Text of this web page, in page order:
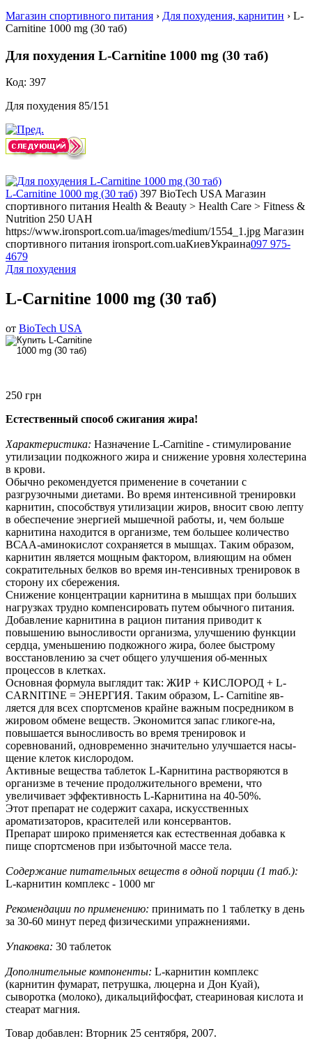
Магазин спортивного питания › Для похудения, карнитин › L-
Carnitine 1000 mg (30 таб)
Для похудения L-Carnitine 1000 mg (30 таб)
Код: 397
Для похудения 85/151
L-Carnitine 1000 mg (30 таб) 397 BioTech USA Магазин
спортивного питания Health & Beauty > Health Care > Fitness &
Nutrition 250 UAH
https://www.ironsport.com.ua/images/medium/1554_1.jpg Магазин
спортивного питания ironsport.com.uaКиевУкраина097 975-
4679
Для похудения
L-Carnitine 1000 mg (30 таб)
от BioTech USA
250 грн
Естественный способ сжигания жира!
Характеристика: Назначение L-Carnitine - стимулирование
утилизации подкожного жира и снижение уровня холестерина
в крови.
Обычно рекомендуется применение в сочетании с
разгрузочными диетами. Во время интенсивной тренировки
карнитин, способствуя утилизации жиров, вносит свою лепту
в обеспечение энергией мышечной работы, и, чем больше
карнитина находится в организме, тем большее количество
ВСАА-аминокислот сохраняется в мышцах. Таким образом,
карнитин является мощным фактором, влияющим на обмен
сократительных белков во время ин-тенсивных тренировок в
сторону их сбережения.
Снижение концентрации карнитина в мышцах при больших
нагрузках трудно компенсировать путем обычного питания.
Добавление карнитина в рацион питания приводит к
повышению выносливости организма, улучшению функции
сердца, уменьшению подкожного жира, более быстрому
восстановлению за счет общего улучшения об-менных
процессов в клетках.
Основная формула выглядит так: ЖИР + КИСЛОРОД + L-
CARNITINE = ЭНЕРГИЯ. Таким образом, L- Carnitine яв-
ляется для всех спортсменов крайне важным посредником в
жировом обмене веществ. Экономится запас гликоге-на,
повышается выносливость во время тренировок и
соревнований, одновременно значительно улучшается насы-
щение клеток кислородом.
Активные вещества таблеток L-Карнитина растворяются в
организме в течение продолжительного времени, что
увеличивает эффективность L-Карнитина на 40-50%.
Этот препарат не содержит сахара, искусственных
ароматизаторов, красителей или консервантов.
Препарат широко применяется как естественная добавка к
пище спортсменов при избыточной массе тела.
Содержание питательных веществ в одной порции (1 таб.):
L-карнитин комплекс - 1000 мг
Рекомендации по применению: принимать по 1 таблетку в день
за 30-60 минут перед физическими упражнениями.
Упаковка: 30 таблеток
Дополнительные компоненты: L-карнитин комплекс
(карнитин фумарат, петрушка, люцерна и Дон Куай),
сыворотка (молоко), дикальцийфосфат, стеариновая кислота и
стеарат магния.
Товар добавлен: Вторник 25 сентября, 2007.